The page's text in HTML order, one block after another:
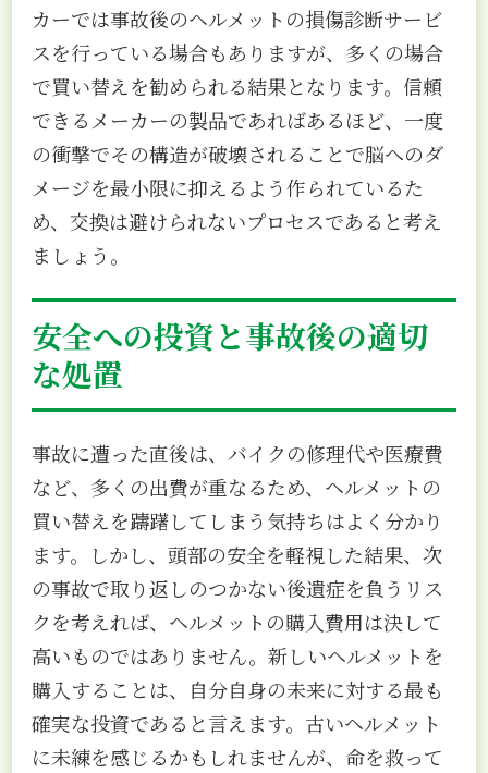
カーでは事故後のヘルメットの損傷診断サービ
スを行っている場合もありますが、多くの場合
で買い替えを勧められる結果となります。信頼
できるメーカーの製品であればあるほど、一度
の衝撃でその構造が破壊されることで脳へのダ
メージを最小限に抑えるよう作られているた
め、交換は避けられないプロセスであると考え
ましょう。
安全への投資と事故後の適切
な処置
事故に遭った直後は、バイクの修理代や医療費
など、多くの出費が重なるため、ヘルメットの
買い替えを躊躇してしまう気持ちはよく分かり
ます。しかし、頭部の安全を軽視した結果、次
の事故で取り返しのつかない後遺症を負うリス
クを考えれば、ヘルメットの購入費用は決して
高いものではありません。新しいヘルメットを
購入することは、自分自身の未来に対する最も
確実な投資であると言えます。古いヘルメット
に未練を感じるかもしれませんが、命を救って